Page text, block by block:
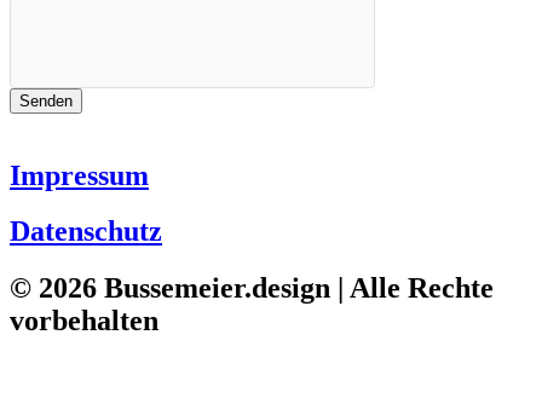
Senden
Impressum
Datenschutz
© 2026 Bussemeier.design | Alle Rechte
vorbehalten